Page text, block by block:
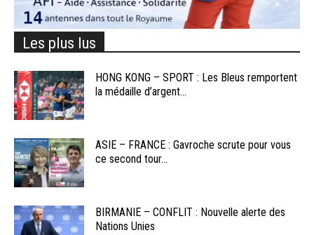
Les plus lus
HONG KONG – SPORT : Les Bleus remportent
la médaille d’argent...
ASIE – FRANCE : Gavroche scrute pour vous
ce second tour...
BIRMANIE – CONFLIT : Nouvelle alerte des
Nations Unies